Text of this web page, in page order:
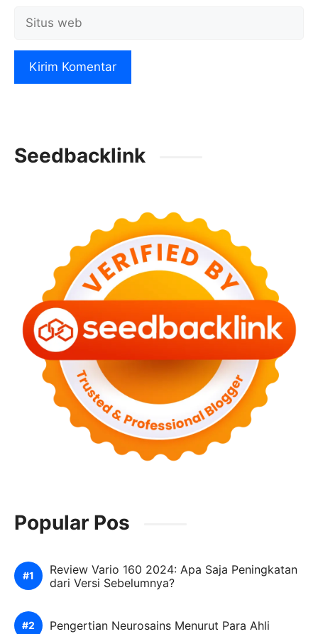
web
Seedbacklink
Popular Pos
Review Vario 160 2024: Apa Saja Peningkatan
dari Versi Sebelumnya?
Pengertian Neurosains Menurut Para Ahli